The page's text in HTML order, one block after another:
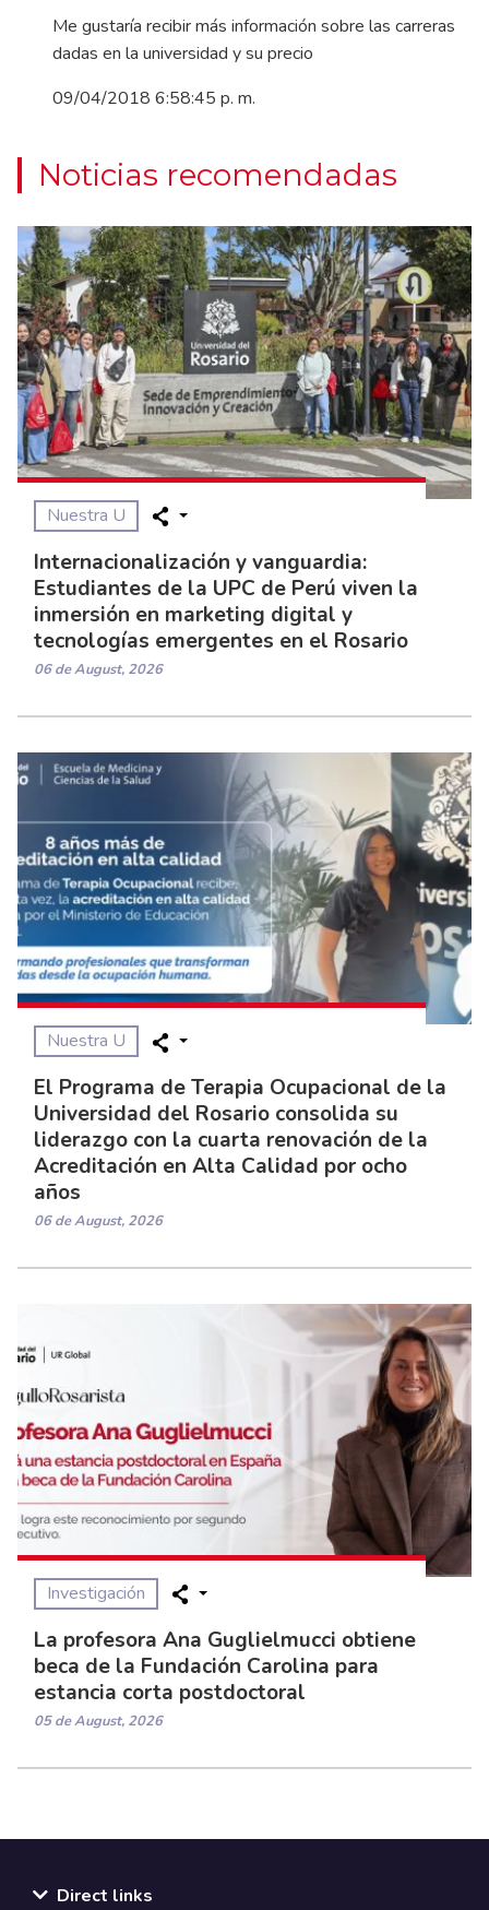
Me gustaría recibir más información sobre las carreras
dadas en la universidad y su precio
09/04/2018 6:58:45 p. m.
Noticias recomendadas
Nuestra U
Internacionalización y vanguardia:
Estudiantes de la UPC de Perú viven la
inmersión en marketing digital y
tecnologías emergentes en el Rosario
06 de August, 2026
Nuestra U
El Programa de Terapia Ocupacional de la
Universidad del Rosario consolida su
liderazgo con la cuarta renovación de la
Acreditación en Alta Calidad por ocho
años
06 de August, 2026
Investigación
La profesora Ana Guglielmucci obtiene
beca de la Fundación Carolina para
estancia corta postdoctoral
05 de August, 2026
Direct links